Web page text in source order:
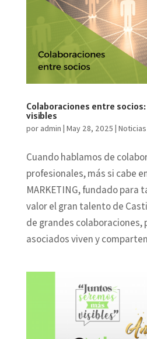
Colaboraciones entre
visibles
por admin | May 28, 2025 | Noticias
Cuando hablamos de
profesionales, más si cabe
MARKETING, fundado para
valor el gran talento de
de grandes colaboraciones,
asociados viven y